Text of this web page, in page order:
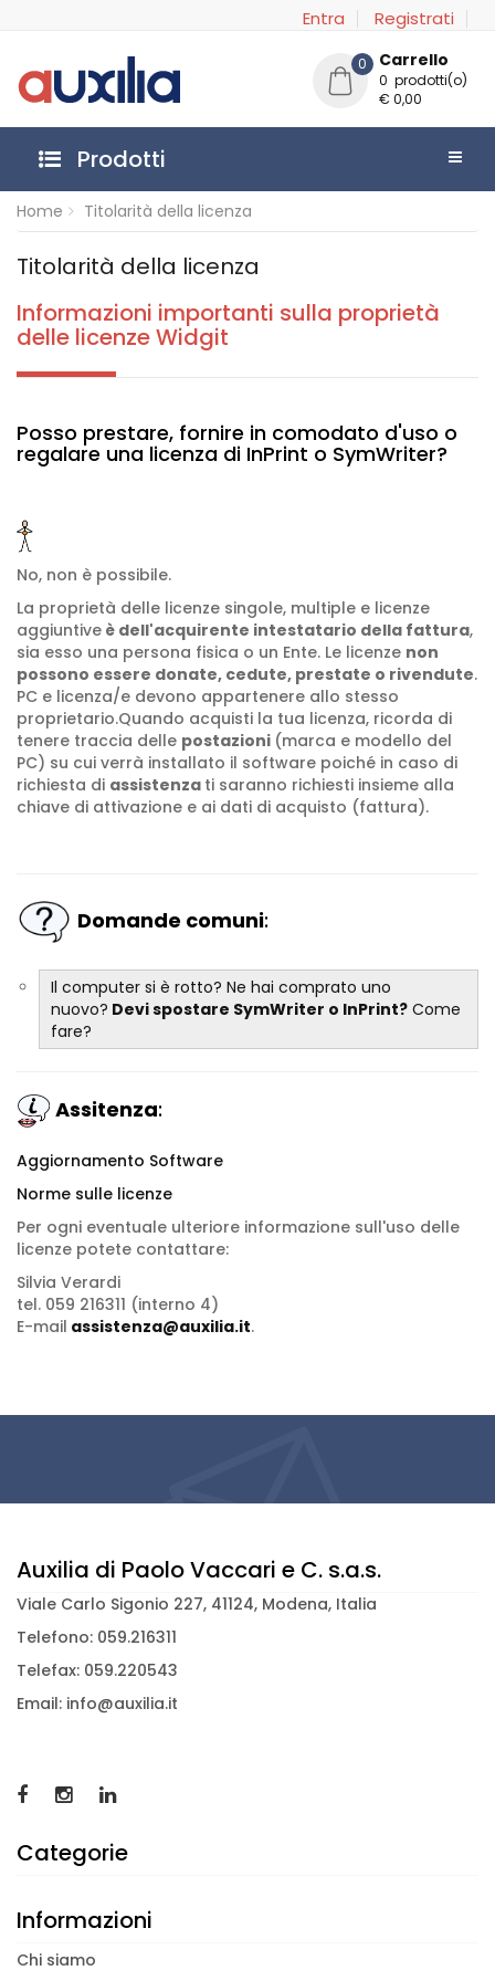
Entra Registrati
0 Carrello
0 prodotti(o)
€ 0,00
Prodotti
Home Titolarità della licenza
Titolarità della licenza
Informazioni importanti sulla proprietà
delle licenze Widgit
Posso prestare, fornire in comodato d'uso o
regalare una licenza di InPrint o SymWriter?
No, non è possibile.
La proprietà delle licenze singole, multiple e licenze
aggiuntive è dell'acquirente intestatario della fattura,
sia esso una persona fisica o un Ente. Le licenze non
possono essere donate, cedute, prestate o rivendute.
PC e licenza/e devono appartenere allo stesso
proprietario.Quando acquisti la tua licenza, ricorda di
tenere traccia delle postazioni (marca e modello del
PC) su cui verrà installato il software poiché in caso di
richiesta di assistenza ti saranno richiesti insieme alla
chiave di attivazione e ai dati di acquisto (fattura).
Domande comuni:
Il computer si è rotto? Ne hai comprato uno
nuovo? Devi spostare SymWriter o InPrint? Come
fare?
Assitenza:
Aggiornamento Software
Norme sulle licenze
Per ogni eventuale ulteriore informazione sull'uso delle
licenze potete contattare:
Silvia Verardi
tel. 059 216311 (interno 4)
E-mail assistenza@auxilia.it.
Auxilia di Paolo Vaccari e C. s.a.s.
Viale Carlo Sigonio 227, 41124, Modena, Italia
Telefono: 059.216311
Telefax: 059.220543
Email: info@auxilia.it
Categorie
Informazioni
Chi siamo